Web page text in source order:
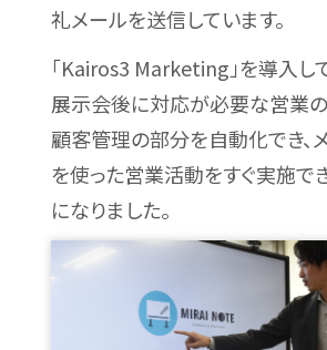
礼メールを送信しています。
「Kairos3 Marketing」を導入し
展示会後に対応が必要な営業
顧客管理の部分を自動化でき、
を使った営業活動をすぐ実施で
になりました。